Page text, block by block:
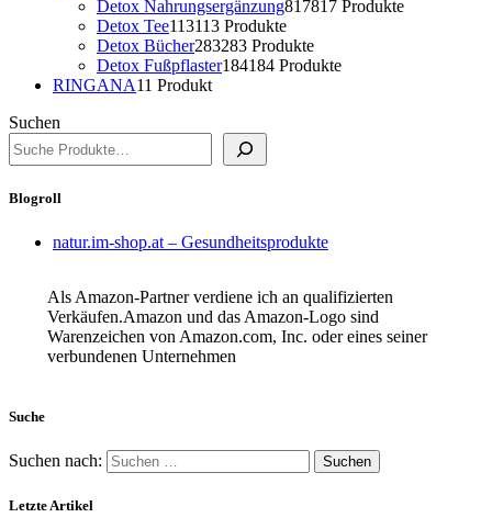
Detox Nahrungsergänzung817817 Produkte
Detox Tee113113 Produkte
Detox Bücher283283 Produkte
Detox Fußpflaster184184 Produkte
RINGANA11 Produkt
Suchen
Blogroll
natur.im-shop.at – Gesundheitsprodukte
Als Amazon-Partner verdiene ich an qualifizierten
Verkäufen.Amazon und das Amazon-Logo sind
Warenzeichen von Amazon.com, Inc. oder eines seiner
verbundenen Unternehmen
Suche
Suchen nach:
Letzte Artikel